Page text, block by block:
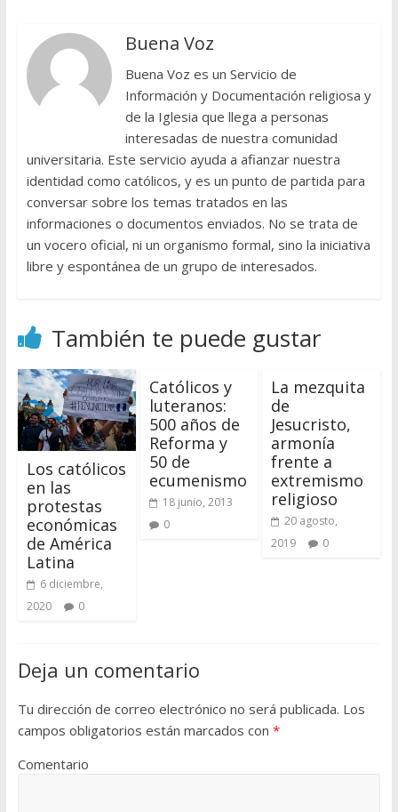
Buena Voz
Buena Voz es un Servicio de
Información y Documentación religiosa y
de la Iglesia que llega a personas
interesadas de nuestra comunidad
universitaria. Este servicio ayuda a afianzar nuestra
identidad como católicos, y es un punto de partida para
conversar sobre los temas tratados en las
informaciones o documentos enviados. No se trata de
un vocero oficial, ni un organismo formal, sino la iniciativa
libre y espontánea de un grupo de interesados.
También te puede gustar
Los católicos
en las
protestas
económicas
de América
Latina
6 diciembre,
2020
0
Católicos y
luteranos:
500 años de
Reforma y
50 de
ecumenismo
18 junio, 2013
0
La mezquita
de
Jesucristo,
armonía
frente a
extremismo
religioso
20 agosto,
2019
0
Deja un comentario
Tu dirección de correo electrónico no será publicada. Los
campos obligatorios están marcados con *
Comentario